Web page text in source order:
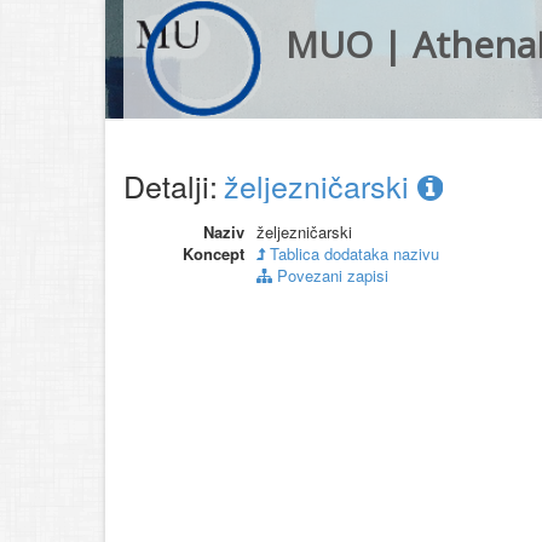
MUO |
Detalji:željezničarski
Naziv željezničarski
Koncept
Tablica dodataka nazivu
Povezani zapisi